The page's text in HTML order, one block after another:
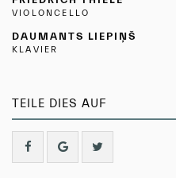
VIOLONCELLO
DAUMANTS LIEPIŅŠ
KLAVIER
TEILE DIES AUF